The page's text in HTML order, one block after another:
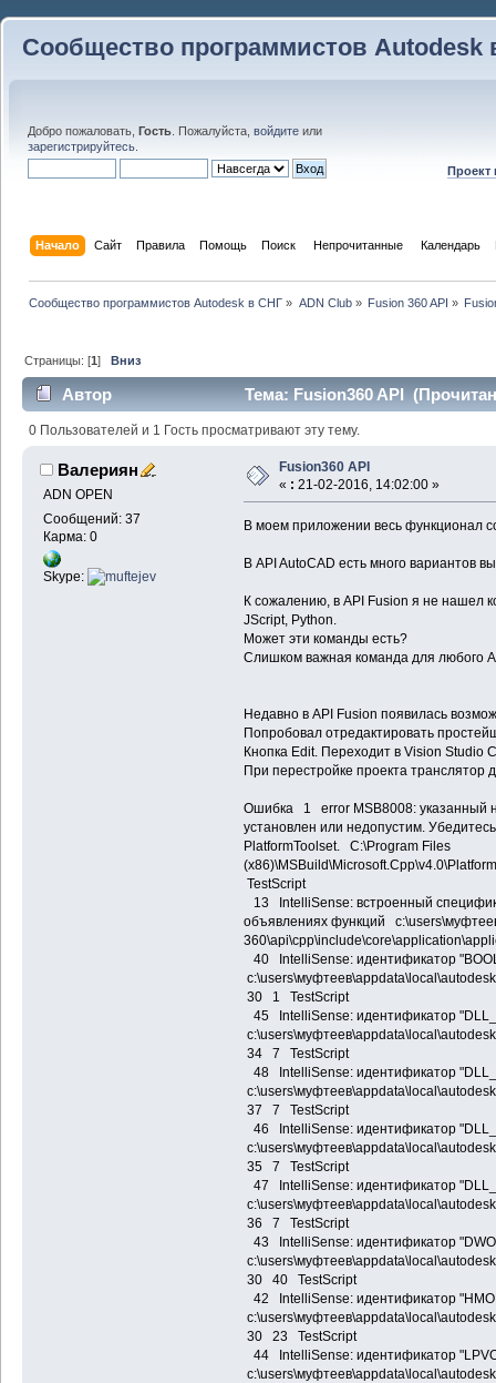
Сообщество программистов Autodesk
Добро пожаловать, Гость . Пожалуйста, войдите или
зарегистрируйтесь
Проект
Начало Сайт Правила Помощь Поиск Непрочитанные Календарь
Сообщество программистов Autodesk в СНГ » ADN Club» Fusion 360 API »
Страницы: [1]Вниз
Автор Тема: Fusion360 API
0 Пользователей и 1 Гость просматривают эту тему.
Валериян
ADN OPEN
Сообщений: 37
Карма: 0
Skype:
Fusion360 API
« : 21-02-2016, 14:02:00 »
В моем приложении весь функционал
В API AutoCAD есть много вариантов
К сожалению, в API Fusion я не нашел
JScript, Python.
Может эти команды есть?
Слишком важная команда для любого
Недавно в API Fusion появилась
Попробовал отредактировать
Кнопка Edit. Переходит в Vision Studio
При перестройке проекта транслятор
Ошибка 1 error MSB8008: указанный
установлен или недопустим.
PlatformToolset. C:\Program Files
TestScript
13 IntelliSense: встроенный
объявлениях функций
40 IntelliSense: идентификатор
30 1 TestScript
45 IntelliSense: идентификатор
34 7 TestScript
48 IntelliSense: идентификатор
37 7 TestScript
46 IntelliSense: идентификатор
35 7 TestScript
47 IntelliSense: идентификатор
36 7 TestScript
43 IntelliSense: идентификатор
30 40 TestScript
42 IntelliSense: идентификатор
30 23 TestScript
44 IntelliSense: идентификатор